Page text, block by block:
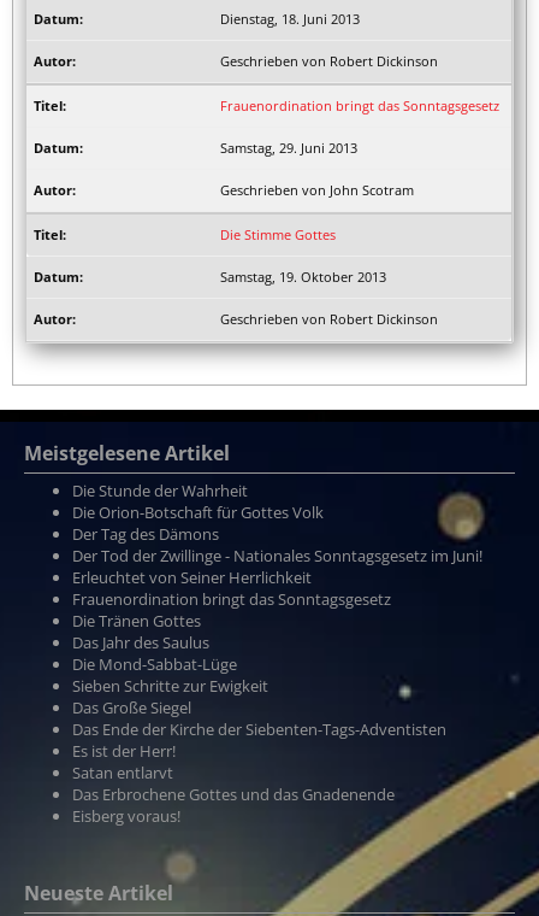
Dienstag, 18. Juni 2013
Geschrieben von Robert Dickinson
Frauenordination bringt das Sonntagsgesetz
Samstag, 29. Juni 2013
Geschrieben von John Scotram
Die Stimme Gottes
Samstag, 19. Oktober 2013
Geschrieben von Robert Dickinson
Meistgelesene Artikel
Die Stunde der Wahrheit
Die Orion-Botschaft für Gottes Volk
Der Tag des Dämons
Der Tod der Zwillinge - Nationales Sonntagsgesetz im Juni!
Erleuchtet von Seiner Herrlichkeit
Frauenordination bringt das Sonntagsgesetz
Die Tränen Gottes
Das Jahr des Saulus
Die Mond-Sabbat-Lüge
Sieben Schritte zur Ewigkeit
Das Große Siegel
Das Ende der Kirche der Siebenten-Tags-Adventisten
Es ist der Herr!
Satan entlarvt
Das Erbrochene Gottes und das Gnadenende
Eisberg voraus!
Neueste Artikel